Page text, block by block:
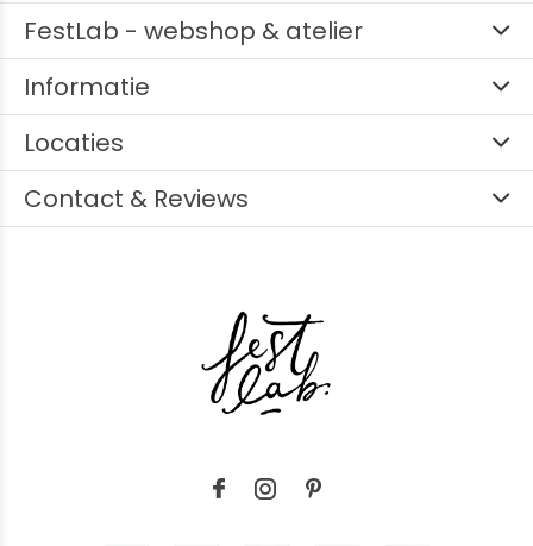
FestLab - webshop & atelier
Informatie
Locaties
Contact & Reviews